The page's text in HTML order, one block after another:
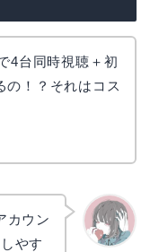
4台同時視聴＋初
の！？それはコス
カウン
やす